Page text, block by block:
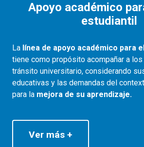
Apoyo académico
estudiantil
La línea de apoyo académico para
tiene como propósito acompañar a
tránsito universitario, considerando
educativas y las demandas del
para la mejora de su aprendizaje.
Ver más +